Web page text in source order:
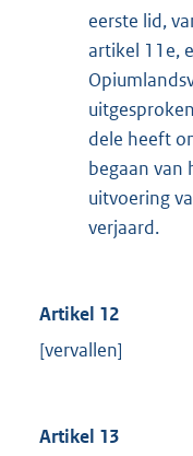
eerste lid,
artikel 11e,
dele heeft
begaan
uitvoering
verjaard.
Artikel 12
[vervallen]
Artikel 13